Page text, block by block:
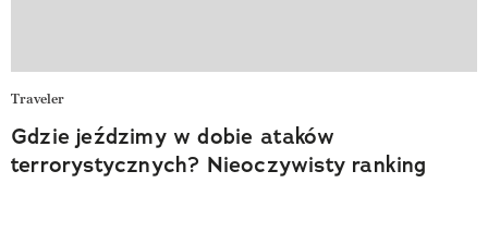
Traveler
Gdzie jeździmy w dobie ataków
terrorystycznych? Nieoczywisty ranking